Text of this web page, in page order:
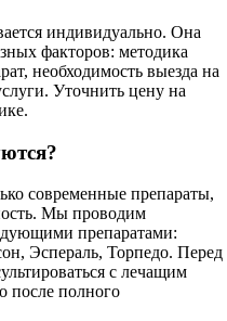
индивидуально. Она
факторов: методика
необходимость выезда на
Уточнить цену на
современные препараты,
Мы проводим
препаратами:
Эспераль, Торпедо. Перед
с лечащим
после полного